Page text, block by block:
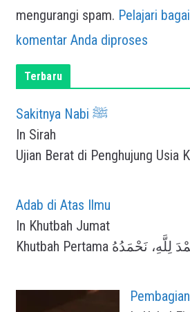
mengurangi spam. Pelajari
komentar Anda diproses
Terbaru
Sakitnya Nabi ﷺ
In Sirah
Adab di Atas Ilmu
In Khutbah Jumat